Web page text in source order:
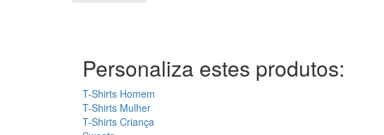
Personaliza estes produtos:
T-Shirts Homem
T-Shirts Mulher
T-Shirts Criança